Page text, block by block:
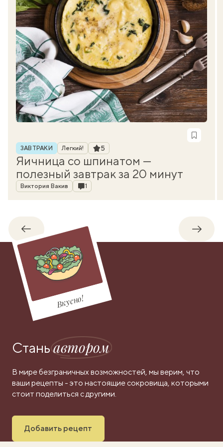
Рубрика
ЗАВТРАКИ Легкий! Рейтинг
5
Яичница со шпинатом —
полезный завтрак за 20 минут
Автор
Виктория Вакив Комментарии
1
Обратно
Вкусно!
Станьавтором
В мире безграничных возможностей, мы верим, что
ваши рецепты - это настоящие сокровища, которыми
стоит поделиться с другими.
Добавить рецепт